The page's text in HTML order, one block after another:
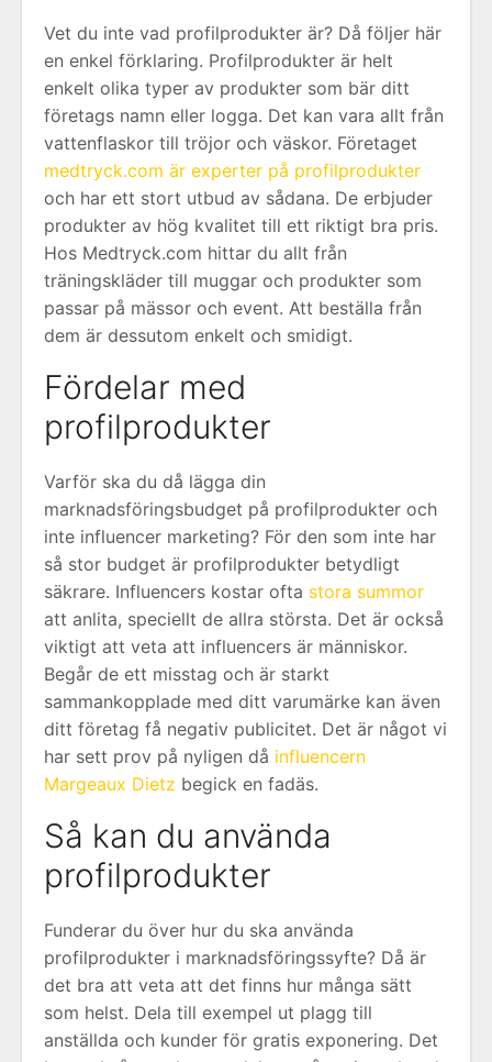
Vet du inte vad profilprodukter är? Då följer här
en enkel förklaring. Profilprodukter är helt
enkelt olika typer av produkter som bär ditt
företags namn eller logga. Det kan vara allt från
vattenflaskor till tröjor och väskor. Företaget
medtryck.com är experter på profilprodukter
och har ett stort utbud av sådana. De erbjuder
produkter av hög kvalitet till ett riktigt bra pris.
Hos Medtryck.com hittar du allt från
träningskläder till muggar och produkter som
passar på mässor och event. Att beställa från
dem är dessutom enkelt och smidigt.
Fördelar med
profilprodukter
Varför ska du då lägga din
marknadsföringsbudget på profilprodukter och
inte influencer marketing? För den som inte har
så stor budget är profilprodukter betydligt
säkrare. Influencers kostar ofta stora summor
att anlita, speciellt de allra största. Det är också
viktigt att veta att influencers är människor.
Begår de ett misstag och är starkt
sammankopplade med ditt varumärke kan även
ditt företag få negativ publicitet. Det är något vi
har sett prov på nyligen då influencern
Margeaux Dietz begick en fadäs.
Så kan du använda
profilprodukter
Funderar du över hur du ska använda
profilprodukter i marknadsföringssyfte? Då är
det bra att veta att det finns hur många sätt
som helst. Dela till exempel ut plagg till
anställda och kunder för gratis exponering. Det